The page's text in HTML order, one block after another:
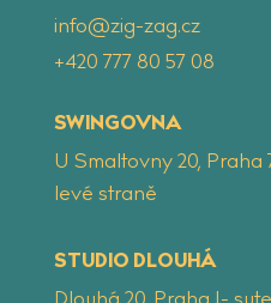
info@zig-zag.cz
‭+420 777 80 57 08
SWINGOVNA
U Smaltovny 20,
levé straně
STUDIO DLOUHÁ